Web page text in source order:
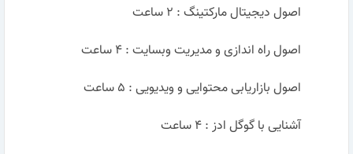
اصول دیجیتال مارکتینگ : ۲ ساعت
اصول راه اندازی و مدیریت وبسایت : ۴ ساعت
اصول بازاریابی محتوایی و ویدیویی : ۵ ساعت
آشنایی با گوگل ادز : ۴ ساعت